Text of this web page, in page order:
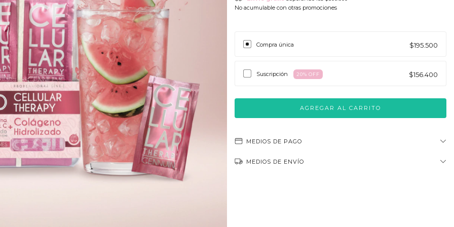
No acumulable con otras promociones
Compra única $195.500
Suscripción 20% OFF $156.400
MEDIOS DE PAGO
MEDIOS DE ENVÍO